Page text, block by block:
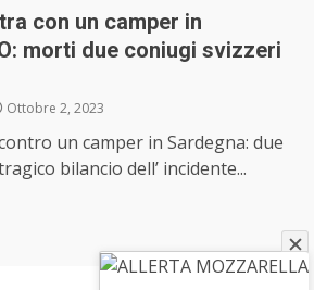
con un camper in
morti due coniugi svizzeri
Ottobre 2, 2023
un camper in Sardegna: due
bilancio dell’ incidente...